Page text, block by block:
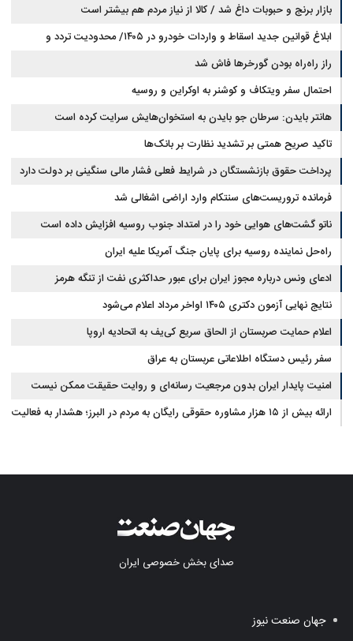
بازار برنج و حبوبات داغ شد / کالا از نیاز مردم هم بیشتر است
ابلاغ قوانین جدید اسقاط و واردات خودرو در ۱۴۰۵/ محدودیت تردد و
سوخت‌رسانی به فرسوده‌ها
راز راه‌راه بودن گورخرها فاش شد
احتمال سفر ویتکاف و کوشنر به اوکراین و روسیه
هانتر بایدن: سرطان جو بایدن به استخوان‌هایش سرایت کرده است
تاکید صریح همتی بر تشدید نظارت بر بانک‌ها
پرداخت حقوق بازنشستگان در شرایط فعلی فشار مالی سنگینی بر دولت دارد
فرمانده تروریست‌های سنتکام وارد اراضی اشغالی شد
ناتو گشت‌های هوایی خود را در امتداد جنوب روسیه افزایش داده است
راه‌حل نماینده روسیه برای پایان جنگ آمریکا علیه ایران
ادعای ونس درباره مجوز ایران برای عبور حداکثری نفت از تنگه هرمز
نتایج نهایی آزمون دکتری ۱۴۰۵ اواخر مرداد اعلام می‌شود
اعلام حمایت صربستان از الحاق سریع کی‌یف به اتحادیه اروپا
سفر رئیس دستگاه اطلاعاتی عربستان به عراق
امنیت پایدار ایران بدون مرجعیت رسانه‌ای و روایت حقیقت ممکن نیست
ارائه بیش از ۱۵ هزار مشاوره حقوقی رایگان به مردم در البرز؛ هشدار به فعالیت
صدای بخش خصوصی ایران
جهان صنعت نیوز